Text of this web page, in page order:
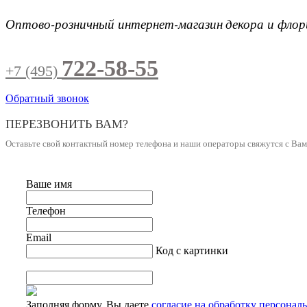
Оптово-розничный интернет-магазиндекора и
+7 (495) 722-58-55
Обратный звонок
ПЕРЕЗВОНИТЬ ВАМ?
Оставьте свой контактный номер телефона и наши операторы свяжутся с
Ваше имя
Телефон
Email
Код с картинки
Заполняя форму, Вы даете согласие на обработку